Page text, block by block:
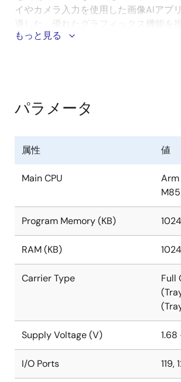
イやカメラ入力を使用した画像AIアプ
適した、優れたグラフィックス機能を
業オートメーション、家庭用電化製品
レルおよびMIPI-DSIインタフェースを
対応TFT-LCDコントローラ、2D描画エ
トカメラインタフェース、複数の外部
ェースを含む豊富な周辺機能を有して
ラフィックスおよび画像AIアプリケー
に対応できるよう最適化されています
て選択可能な176ピンと224ピンのパッ
意しています。最新の暗号に対応した
セキュアエレメント機能を提供し、イ
トレージ、より改善されたセキュアブ
止保護機能など、真に安全なIoTを実現
RA8D1を使用した評価やシステム開発
スはFlexible Software Packageをはじ
なハードウェアおよびソフトウェア開
用意しています。
もっと見る
パラメータ
属性 値
Main CPU
M85
Program Memory (KB)
RAM (KB) 1024
Carrier Type
Full
Supply Voltage (V)
I/O Ports 119,